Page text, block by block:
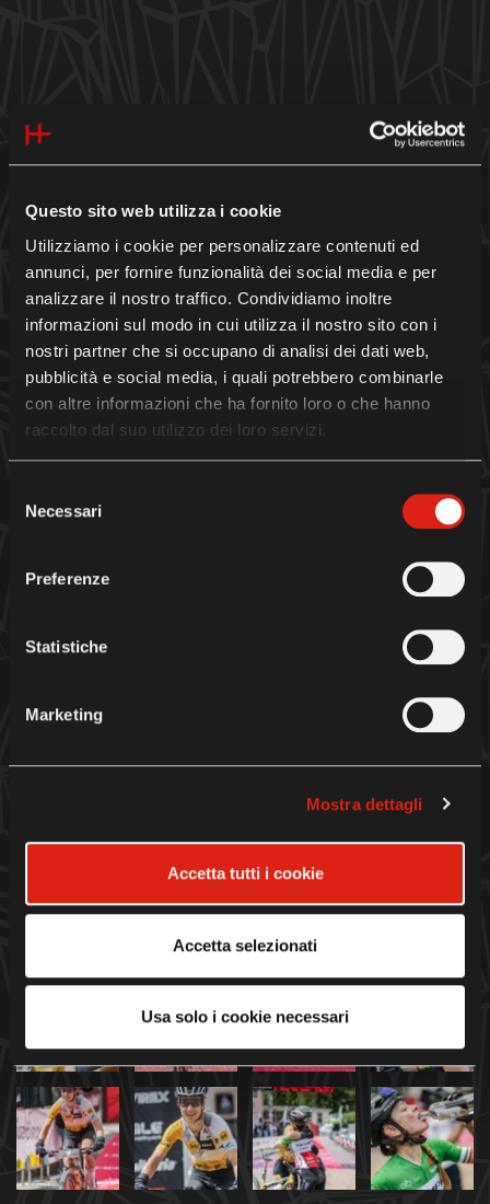
Questo sito web utilizza i cookie
Utilizziamo i cookie per personalizzare contenuti ed
annunci, per fornire funzionalità dei social media e per
analizzare il nostro traffico. Condividiamo inoltre
informazioni sul modo in cui utilizza il nostro sito con i
nostri partner che si occupano di analisi dei dati web,
pubblicità e social media, i quali potrebbero combinarle
con altre informazioni che ha fornito loro o che hanno
raccolto dal suo utilizzo dei loro servizi.
delNecessari
Preferenze
Statistiche
Marketing
Mostra dettagli
Accetta tutti i cookie
Accetta selezionati
Usa solo i cookie necessari
show more
IMPRESSIONS